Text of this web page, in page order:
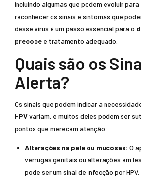
incluindo algumas que podem evoluir
reconhecer os sinais e sintomas que
desse vírus é um passo essencial para o
precoce e tratamento adequado.
Quais são os
Alerta?
Os sinais que podem indicar a
HPVvariam, e muitos deles podem ser
pontos que merecem atenção:
Alterações na pele ou mucosas: O
verrugas genitais ou alterações em
pode ser um sinal de infecção por HPV.